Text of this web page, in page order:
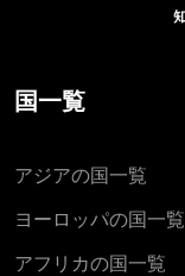
国一覧
アジアの国一覧
ヨーロッパの国一覧
アフリカの国一覧